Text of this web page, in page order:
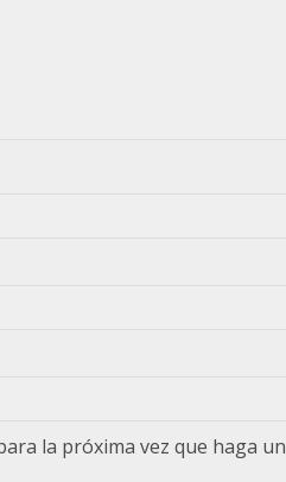
la próxima vez que haga un